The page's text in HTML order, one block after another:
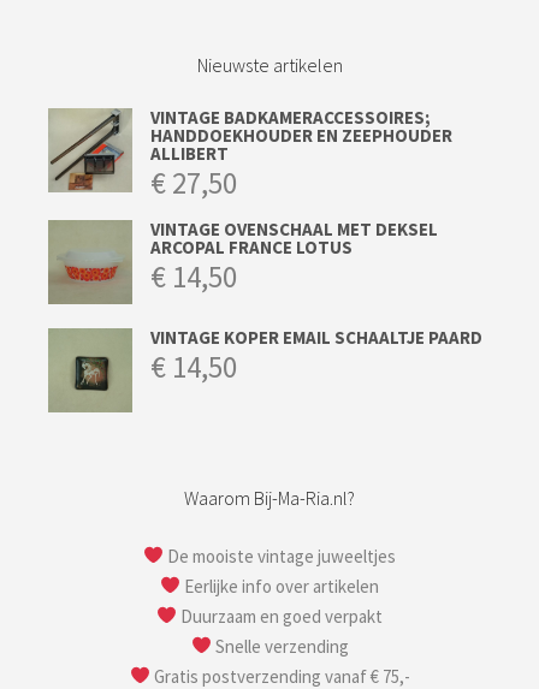
Nieuwste artikelen
VINTAGE BADKAMERACCESSOIRES;
HANDDOEKHOUDER EN ZEEPHOUDER
ALLIBERT
€27,50
VINTAGE OVENSCHAAL MET DEKSEL
ARCOPAL FRANCE LOTUS
€ 14,50
VINTAGE KOPER EMAIL SCHAALTJE PAARD
€ 14,50
Waarom Bij-Ma-Ria.nl?
De mooiste vintage juweeltjes
Eerlijke info over artikelen
Duurzaam en goed verpakt
Snelle verzending
Gratis postverzending vanaf € 75,-